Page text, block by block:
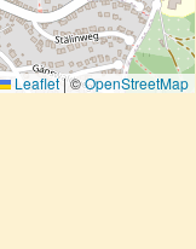
Leaflet|©OpenStreetMap